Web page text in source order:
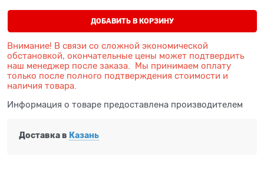
ДОБАВИТЬ В КОРЗИНУ
Внимание! В связи со сложной экономической
обстановкой, окончательные цены может подтвердить
наш менеджер после заказа. Мы принимаем оплату
только после полного подтверждения стоимости и
наличия товара.
Информация о товаре предоставлена производителем
Доставка в Казань